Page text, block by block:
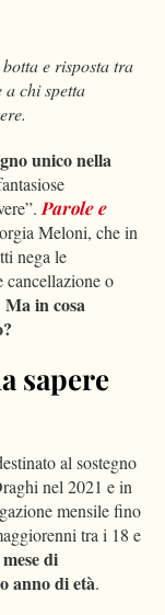
e risposta tra
chi spetta
unico nella
Parole e
Meloni, che in
nega le
cancellazione o
Ma in cosa
sapere
al sostegno
nel 2021 e in
mensile fino
tra i 18 e
di
anno di età.